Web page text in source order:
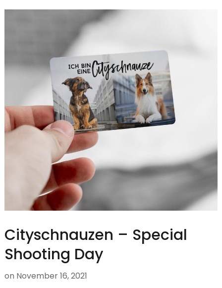
Cityschnauzen – Special
Shooting Day
on November 16, 2021